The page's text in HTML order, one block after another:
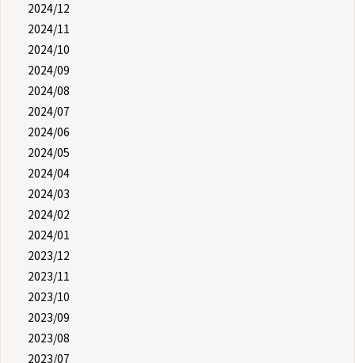
2024/12
2024/11
2024/10
2024/09
2024/08
2024/07
2024/06
2024/05
2024/04
2024/03
2024/02
2024/01
2023/12
2023/11
2023/10
2023/09
2023/08
2023/07